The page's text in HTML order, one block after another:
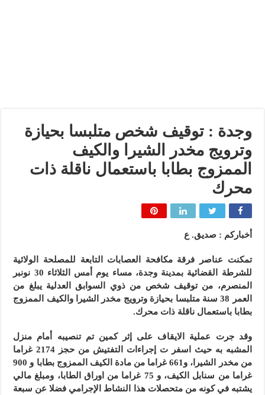
وجدة : توقيف شخص متلبسا بحيازة
وترويج مخدر الشيرا والكيف
الممزوج بطابا باستعمال ناقلة ذات
محرك
أخباركم : صديق. ع
تمكنت عناصر فرقة مكافحة العصابات التابعة للمصلحة الولائية
للشرطة القضائية بمدينة وجدة، مساء يوم أمس الثلاثاء 30 نونبر
المنصرم، من توقيف شخص من ذوي السوابق العدلية يبلغ من
العمر 38 سنة متلبسا بحيازة وترويج مخدر الشيرا والكيف الممزوج
بطابا باستعمال ناقلة ذات محرك.
وقد جرت عملية الايقاف على إثر كمين تم تنصيبه أمام منزل
المشبه به حيث اسفر ت إجراءات التفتيش من حجز 2174 غراما
من مخدر الشيرا، و661 غراما من مادة الكيف الممزوج بطابا و 900
غراما من سنابل الكيف، و 75 غراما من اوراق الطابا، ومبلغ مالي
يشتبه في كونه من متحصلات هذا النشاط الإجرامي فضلا عن سبعة